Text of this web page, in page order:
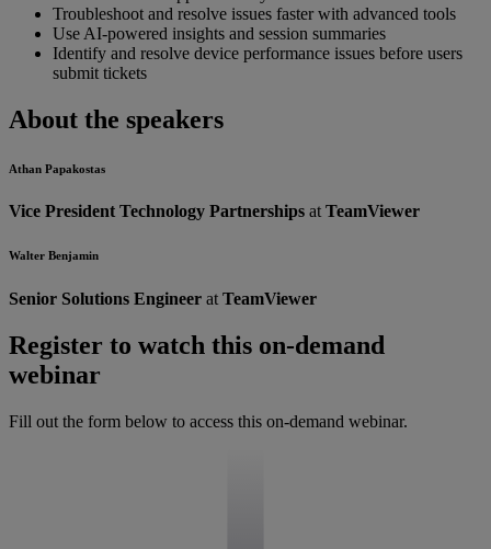
Troubleshoot and resolve issues faster with advanced tools
Use AI-powered insights and session summaries
Identify and resolve device performance issues before users
submit tickets
About the speakers
Athan Papakostas
Vice President Technology Partnerships atTeamViewer
Walter Benjamin
Senior Solutions Engineer atTeamViewer
Register to watch this on-demand
webinar
Fill out the form below to access this on-demand webinar.